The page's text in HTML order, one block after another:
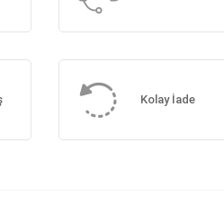
Kolay İade